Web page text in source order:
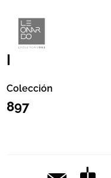
Código
|
Colección
897